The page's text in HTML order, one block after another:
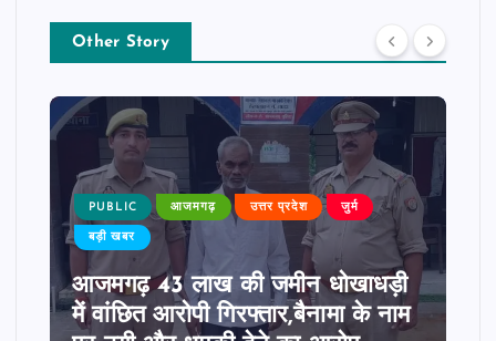
Other Story
PUBLIC आजमगढ़ उत्तर प्रदेश जुर्म
बड़ी खबर
आजमगढ़ 43 लाख की जमीन धोखाधड़ी
में वांछित आरोपी गिरफ्तार,बैनामा के नाम